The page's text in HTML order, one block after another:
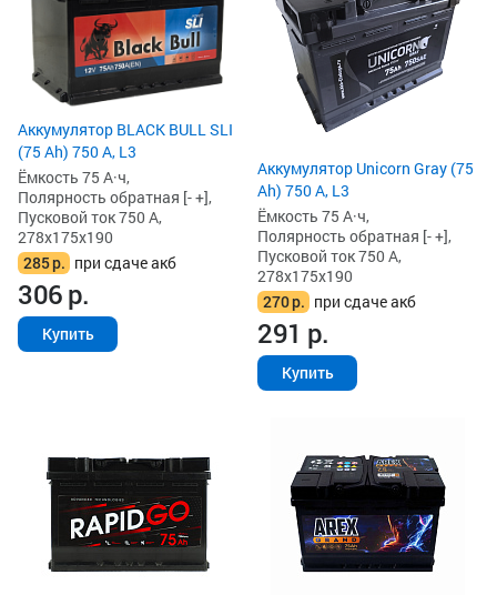
Аккумулятор BLACK BULL SLI
(75 Ah) 750 А, L3
Ёмкость 75 А·ч,
Полярность обратная [- +],
Пусковой ток 750 А,
278x175x190
285р. при сдаче акб
306р.
Купить
Аккумулятор Unicorn Gray (75
Ah) 750 А, L3
Ёмкость 75 А·ч,
Полярность обратная [- +],
Пусковой ток 750 А,
278x175x190
270р. при сдаче акб
291 р.
Купить